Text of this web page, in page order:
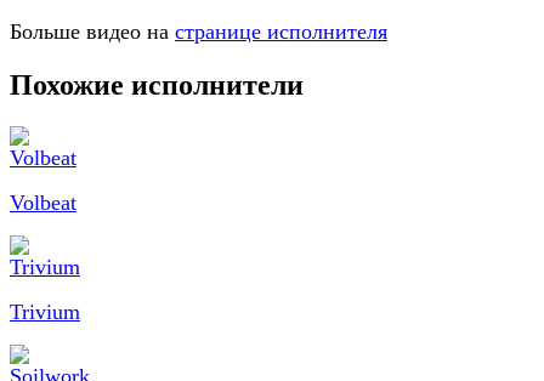
Больше видео на странице исполнителя
Похожие исполнители
Volbeat
Trivium